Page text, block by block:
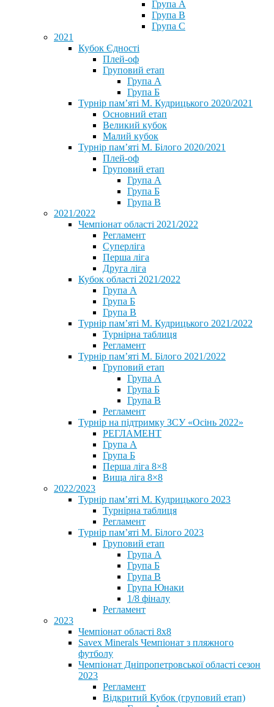
Група A
Група B
Група C
2021
Кубок Єдності
Плей-оф
Груповий етап
Група А
Група Б
Турнір пам’яті М. Кудрицького 2020/2021
Основний етап
Великий кубок
Малий кубок
Турнір пам’яті М. Білого 2020/2021
Плей-оф
Груповий етап
Група А
Група Б
Група В
2021/2022
Чемпіонат області 2021/2022
Регламент
Суперліга
Перша ліга
Друга ліга
Кубок області 2021/2022
Група А
Група Б
Група В
Турнір пам’яті М. Кудрицького 2021/2022
Турнірна таблиця
Регламент
Турнір пам’яті М. Білого 2021/2022
Груповий етап
Група А
Група Б
Група В
Регламент
Турнір на підтримку ЗСУ «Осінь 2022»
РЕГЛАМЕНТ
Група А
Група Б
Перша ліга 8×8
Вища ліга 8×8
2022/2023
Турнір пам’яті М. Кудрицького 2023
Турнірна таблиця
Регламент
Турнір пам’яті М. Білого 2023
Груповий етап
Група А
Група Б
Група В
Група Юнаки
1/8 фіналу
Регламент
2023
Чемпіонат області 8х8
Savex Minerals Чемпіонат з пляжного
футболу
Чемпіонат Дніпропетровської області сезон
2023
Регламент
Відкритий Кубок (груповий етап)